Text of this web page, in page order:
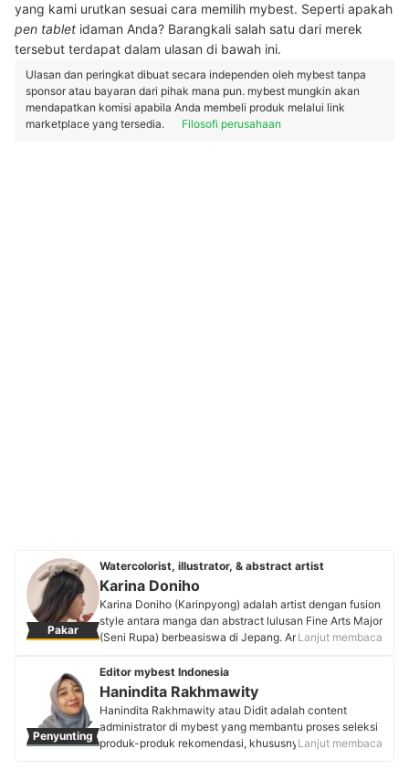
yang kami urutkan sesuai cara memilih mybest. Seperti apakah
pen tablet idaman Anda? Barangkali salah satu dari merek
tersebut terdapat dalam ulasan di bawah ini.
Ulasan dan peringkat dibuat secara independen oleh mybest tanpa
sponsor atau bayaran dari pihak mana pun. mybest mungkin akan
mendapatkan komisi apabila Anda membeli produk melalui link
marketplace yang tersedia.
Filosofi perusahaan
Pakar
Watercolorist, illustrator, & abstract artist
Karina Doniho
Karina Doniho (Karinpyong) adalah artist dengan fusion
style antara manga dan abstract lulusan Fine Arts Major
(Seni Rupa) berbeasiswa di Jepang. Artist yang aktif
oleh Instagram official untuk Jepang dan AS, serta
mengilustrasikan cover chapter buku Steve Aoki "Blue:
The Color of Noise". Terpilih sebagai salah satu dari
100 artist proyek MASK WEAR TOKYO, Karina
menegaskan posisinya di kancah seni global dengan
gaya yang unik.
Lanjut membaca
Penyunting
Editor mybest Indonesia
Hanindita Rakhmawity
Hanindita Rakhmawity atau Didit adalah content
administrator di mybest yang membantu proses seleksi
produk-produk rekomendasi, khususnya topikLanjut membaca